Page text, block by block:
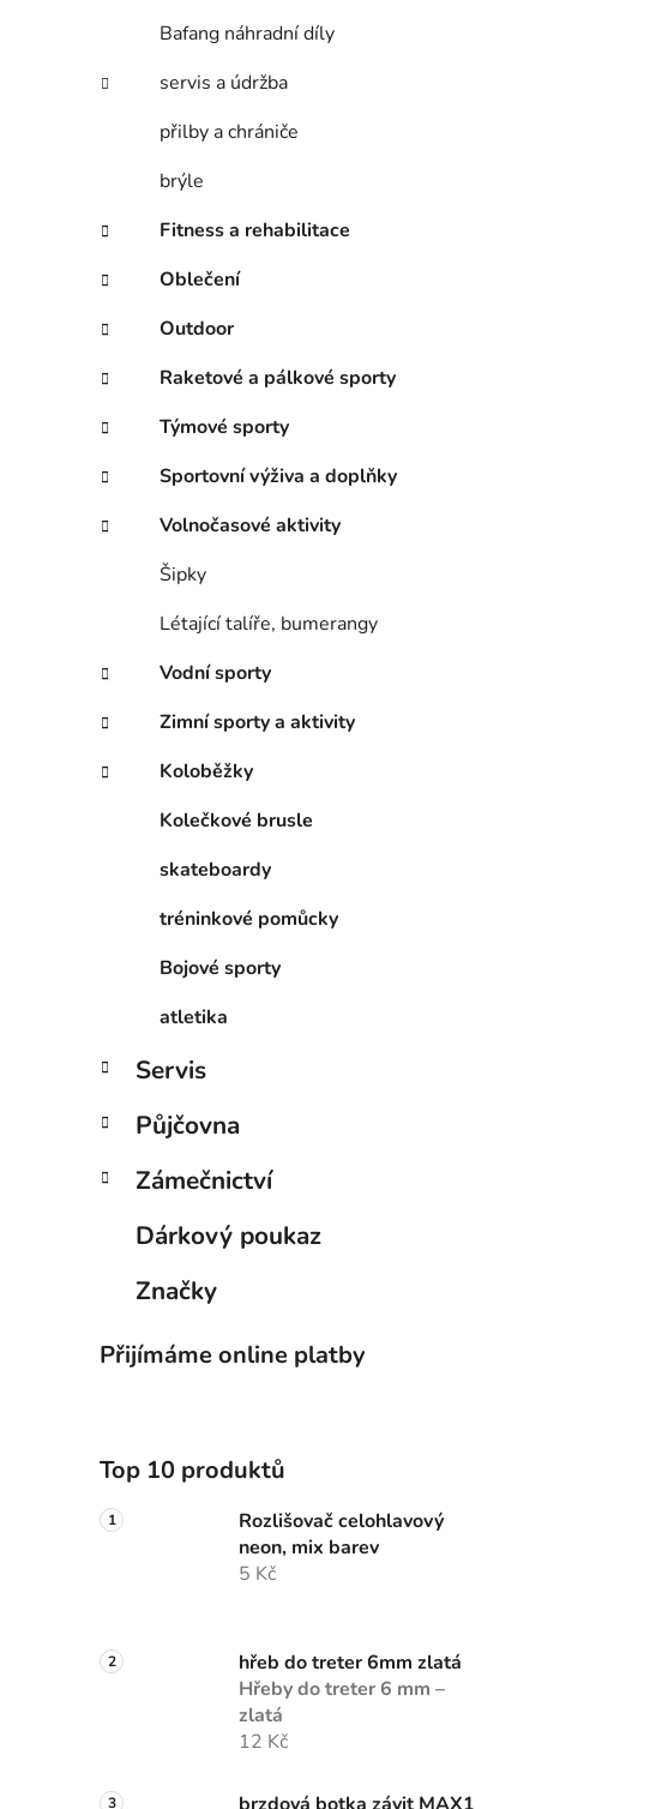
Bafang náhradní díly
servis a údržba
přilby a chrániče
brýle
Fitness a rehabilitace
Oblečení
Outdoor
Raketové a pálkové sporty
Týmové sporty
Sportovní výživa a doplňky
Volnočasové aktivity
Šipky
Létající talíře, bumerangy
Vodní sporty
Zimní sporty a aktivity
Koloběžky
Kolečkové brusle
skateboardy
tréninkové pomůcky
Bojové sporty
atletika
Servis
Půjčovna
Zámečnictví
Dárkový poukaz
Značky
Přijímáme online platby
Top 10 produktů
Rozlišovač celohlavový
neon, mix barev
5 Kč
hřeb do treter 6mm zlatá
Hřeby do treter 6 mm –
zlatá
12 Kč